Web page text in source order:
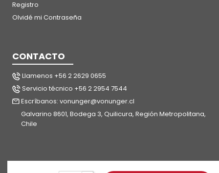
Registro
Olvidé mi Contraseña
CONTACTO
Llamenos +56 2 2629 0655
Servicio técnico +56 2 2954 7544
Escríbanos: vonunger@vonunger.cl
Galvarino 8601, Bodega 3, Quilicura, Región Metropolitana,
Chile